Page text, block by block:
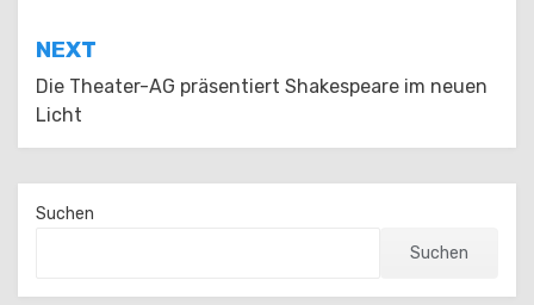
NEXT
Die Theater-AG präsentiert Shakespeare im neuen
Licht
Suchen
Suchen